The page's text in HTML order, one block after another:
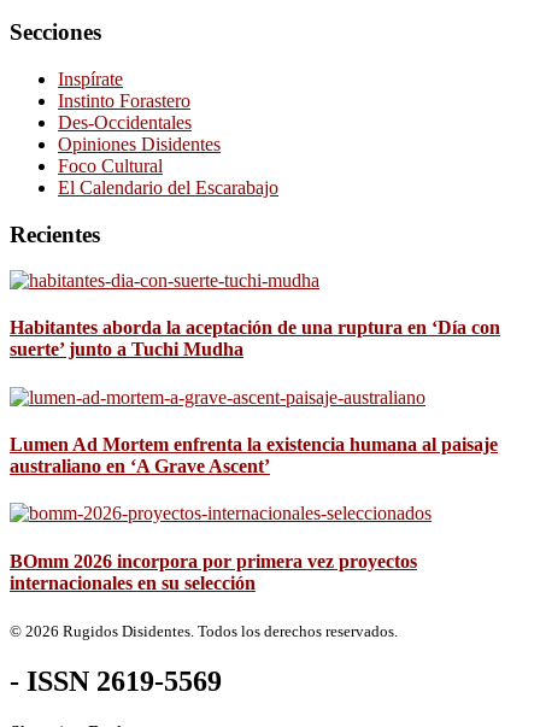
Secciones
Inspírate
Instinto Forastero
Des-Occidentales
Opiniones Disidentes
Foco Cultural
El Calendario del Escarabajo
Recientes
Habitantes aborda la aceptación de una ruptura en ‘Día con
suerte’ junto a Tuchi Mudha
Lumen Ad Mortem enfrenta la existencia humana al paisaje
australiano en ‘A Grave Ascent’
BOmm 2026 incorpora por primera vez proyectos
internacionales en su selección
© 2026 Rugidos Disidentes. Todos los derechos reservados.
- ISSN 2619-5569